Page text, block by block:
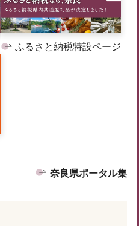
ふるさと納税特設ページ
奈良県ポータル集